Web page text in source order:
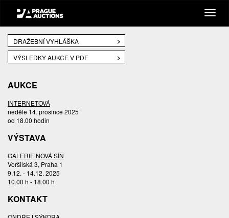
DRAŽEBNÍ VYHLÁŠKA
VÝSLEDKY AUKCE V PDF
AUKCE
INTERNETOVÁ
neděle 14. prosince 2025
od 18.00 hodin
VÝSTAVA
GALERIE NOVÁ SÍŇ
Voršilská 3, Praha 1
9.12. - 14.12. 2025
10.00 h - 18.00 h
KONTAKT